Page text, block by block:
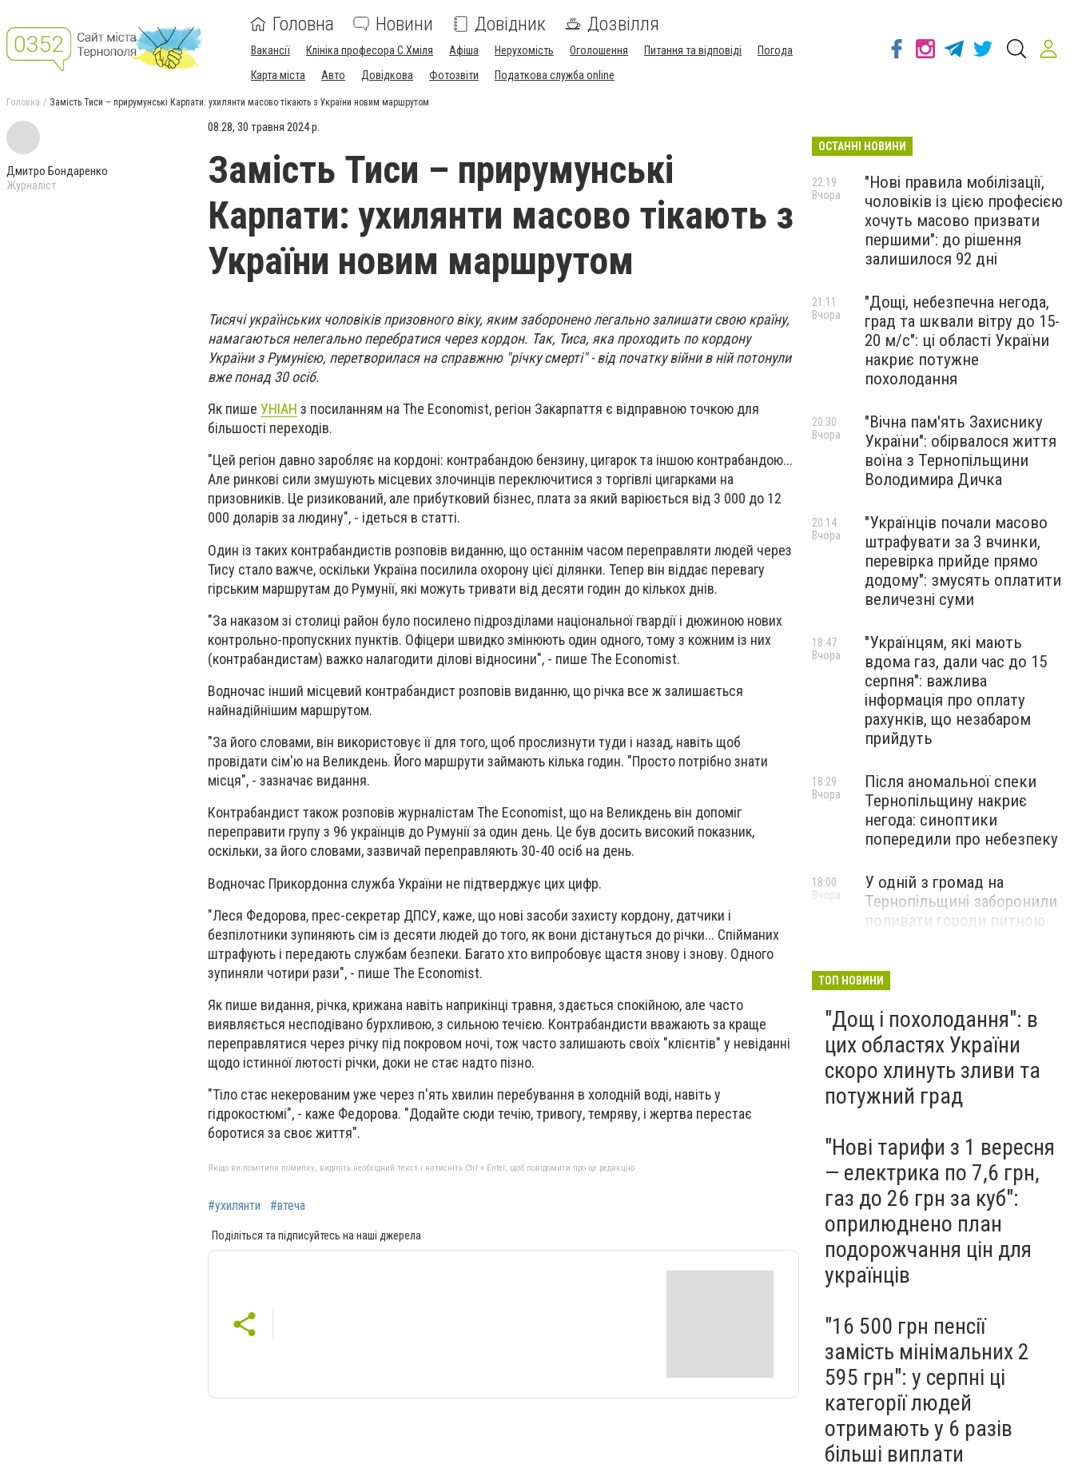
Головна Новини Довідник Дозвілля
Вакансії Клініка професора С.Хміля Афіша Нерухомість Оголошення Питання та відповіді
Погода
Карта міста
Авто Довідкова Фотозвіти Податкова служба online
Головна Замість Тиси – прирумунські Карпати: ухилянти масово тікають з України новим маршрутом
Дмитро Бондаренко
Журналіст
08:28, 30 травня 2024 р.
Замість Тиси – прирумунські
Карпати: ухилянти масово тікають з
України новим маршрутом
Тисячі українських чоловіків призовного віку, яким заборонено легально залишати свою країну,
намагаються нелегально перебратися через кордон. Так, Тиса, яка проходить по кордону
України з Румунією, перетворилася на справжню "річку смерті" - від початку війни в ній потонули
вже понад 30 осіб.
Як пише УНІАН з посиланням на The Economist, регіон Закарпаття є відправною точкою для
більшості переходів.
"Цей регіон давно заробляє на кордоні: контрабандою бензину, цигарок та іншою контрабандою...
Але ринкові сили змушують місцевих злочинців переключитися з торгівлі цигарками на
призовників. Це ризикований, але прибутковий бізнес, плата за який варіюється від 3 000 до 12
000 доларів за людину", - ідеться в статті.
Один із таких контрабандистів розповів виданню, що останнім часом переправляти людей через
Тису стало важче, оскільки Україна посилила охорону цієї ділянки. Тепер він віддає перевагу
гірським маршрутам до Румунії, які можуть тривати від десяти годин до кількох днів.
"За наказом зі столиці район було посилено підрозділами національної гвардії і дюжиною нових
контрольно-пропускних пунктів. Офіцери швидко змінюють один одного, тому з кожним із них
(контрабандистам) важко налагодити ділові відносини", - пише The Economist.
Водночас інший місцевий контрабандист розповів виданню, що річка все ж залишається
найнадійнішим маршрутом.
"За його словами, він використовує її для того, щоб прослизнути туди і назад, навіть щоб
провідати сім'ю на Великдень. Його маршрути займають кілька годин. "Просто потрібно знати
місця", - зазначає видання.
Контрабандист також розповів журналістам The Economist, що на Великдень він допоміг
переправити групу з 96 українців до Румунії за один день. Це був досить високий показник,
оскільки, за його словами, зазвичай переправляють 30-40 осіб на день.
Водночас Прикордонна служба України не підтверджує цих цифр.
"Леся Федорова, прес-секретар ДПСУ, каже, що нові засоби захисту кордону, датчики і
безпілотники зупиняють сім із десяти людей до того, як вони дістануться до річки... Спійманих
штрафують і передають службам безпеки. Багато хто випробовує щастя знову і знову. Одного
зупиняли чотири рази", - пише The Economist.
Як пише видання, річка, крижана навіть наприкінці травня, здається спокійною, але часто
виявляється несподівано бурхливою, з сильною течією. Контрабандисти вважають за краще
переправлятися через річку під покровом ночі, тож часто залишають своїх "клієнтів" у невіданні
щодо істинної лютості річки, доки не стає надто пізно.
"Тіло стає некерованим уже через п'ять хвилин перебування в холодній воді, навіть у
гідрокостюмі", - каже Федорова. "Додайте сюди течію, тривогу, темряву, і жертва перестає
боротися за своє життя".
Якщо ви помітили помилку, виділіть необхідний текст і натисніть Ctrl + Enter, щоб повідомити про це редакцію
#ухилянти #втеча
Поділіться та підписуйтесь на наші джерела
ОСТАННІ НОВИНИ
"Нові правила мобілізації,
чоловіків із цією професією
хочуть масово призвати
першими": до рішення
залишилося 92 дні
22:19
Вчора
"Дощі, небезпечна негода,
град та шквали вітру до 15-
20 м/с": ці області України
накриє потужне
похолодання
21:11
Вчора
"Вічна пам'ять Захиснику
України": обірвалося життя
воїна з Тернопільщини
Володимира Дичка
20:30
Вчора
"Українців почали масово
штрафувати за 3 вчинки,
перевірка прийде прямо
додому": змусять оплатити
величезні суми
20:14
Вчора
"Українцям, які мають
вдома газ, дали час до 15
серпня": важлива
інформація про оплату
рахунків, що незабаром
прийдуть
18:47
Вчора
Після аномальної спеки
Тернопільщину накриє
негода: синоптики
попередили про небезпеку
18:29
Вчора
У одній з громад на
Тернопільщині заборонили
поливати городи питною
18:00
Вчора
миті: на Тернопільщині
знешкодили боєприпас
Вчора
ТОП НОВИНИ
"Дощ і похолодання": в
цих областях України
скоро хлинуть зливи та
потужний град
"Нові тарифи з 1 вересня
— електрика по 7,6 грн,
газ до 26 грн за куб":
оприлюднено план
подорожчання цін для
українців
"16 500 грн пенсії
замість мінімальних 2
595 грн": у серпні ці
категорії людей
отримають у 6 разів
більші виплати